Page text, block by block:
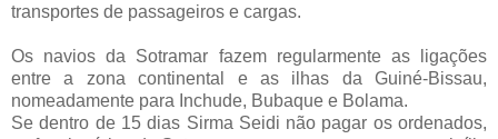
transportes de passageiros e cargas.
Os navios da Sotramar fazem regularmente as ligações
entre a zona continental e as ilhas da Guiné-Bissau,
nomeadamente para Inchude, Bubaque e Bolama.
Se dentro de 15 dias Sirma Seidi não pagar os ordenados,